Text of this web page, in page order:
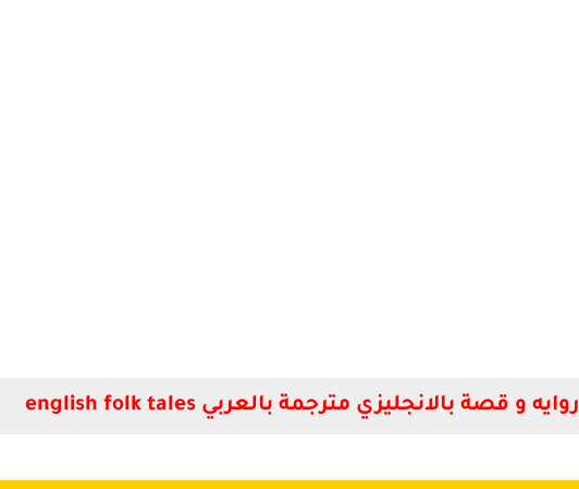
روايه و قصة بالانجليزي مترجمة بالعربي english folk tales